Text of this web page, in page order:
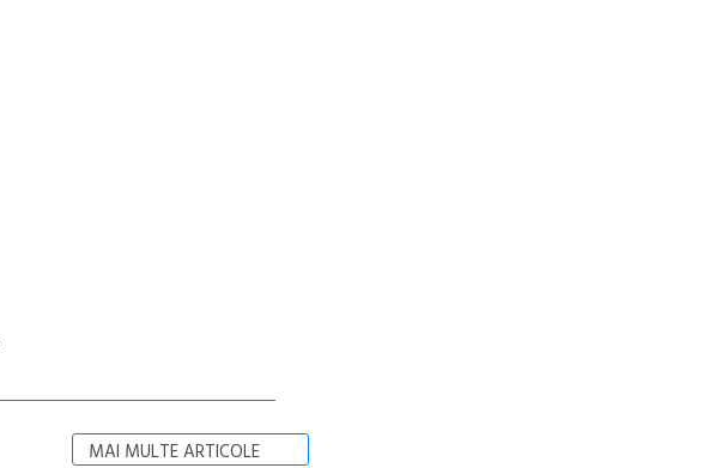
MAI MULTE ARTICOLE